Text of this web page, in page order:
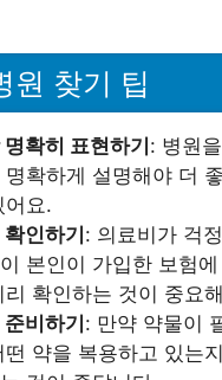
원 찾기 팁
명확히 표현하기: 병원
명확하게 설명해야 더
어요.
확인하기: 의료비가 걱
본인이 가입한 보험
리 확인하는 것이 중요
비하기: 만약 약물이
떤 약을 복용하고 있는